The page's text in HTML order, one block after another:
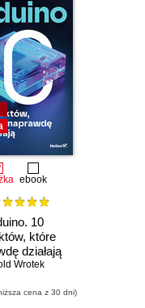
ebook
10
które
działają
Wrotek
cena z 30 dni)